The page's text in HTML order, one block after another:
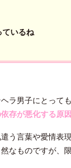
ているね
ラ男子にとって
存が悪化する原因
う言葉や愛情表
なものですが、